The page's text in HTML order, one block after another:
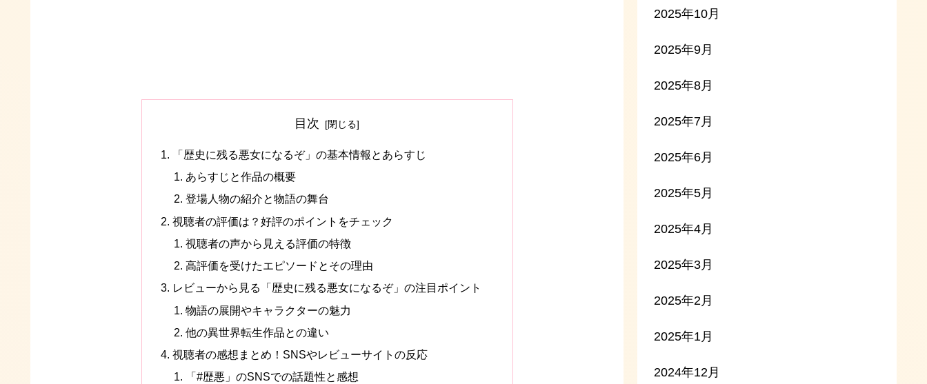
目次
「歴史に残る悪女になるぞ」の基本情報とあらすじ
あらすじと作品の概要
登場人物の紹介と物語の舞台
視聴者の評価は？好評のポイントをチェック
視聴者の声から見える評価の特徴
高評価を受けたエピソードとその理由
レビューから見る「歴史に残る悪女になるぞ」の注目ポイント
物語の展開やキャラクターの魅力
他の異世界転生作品との違い
視聴者の感想まとめ！SNSやレビューサイトの反応
「#歴悪」のSNSでの話題性と感想
2025年10月
2025年9月
2025年8月
2025年7月
2025年6月
2025年5月
2025年4月
2025年3月
2025年2月
2025年1月
2024年12月